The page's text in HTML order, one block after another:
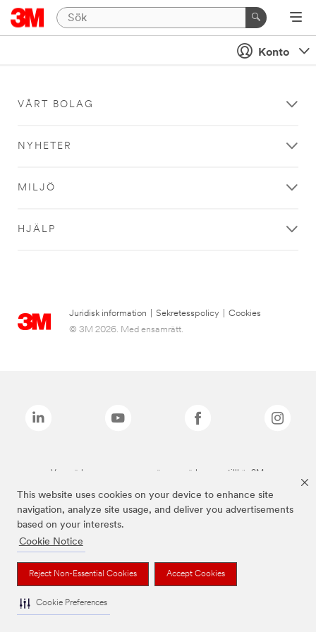
This website uses cookies on your device to enhance site
navigation, analyze site usage, and deliver you advertisements
based on your interests.
Cookie Notice
Reject Non-Essential Cookies Accept Cookies
Cookie Preferences
Konto
VÅRT BOLAG
NYHETER
MILJÖ
HJÄLP
Juridisk information Sekretesspolicy
Cookies
© 3M 2026. Med ensamrätt.
Varumärken som anges ovan är varumärken som tillhör 3M.